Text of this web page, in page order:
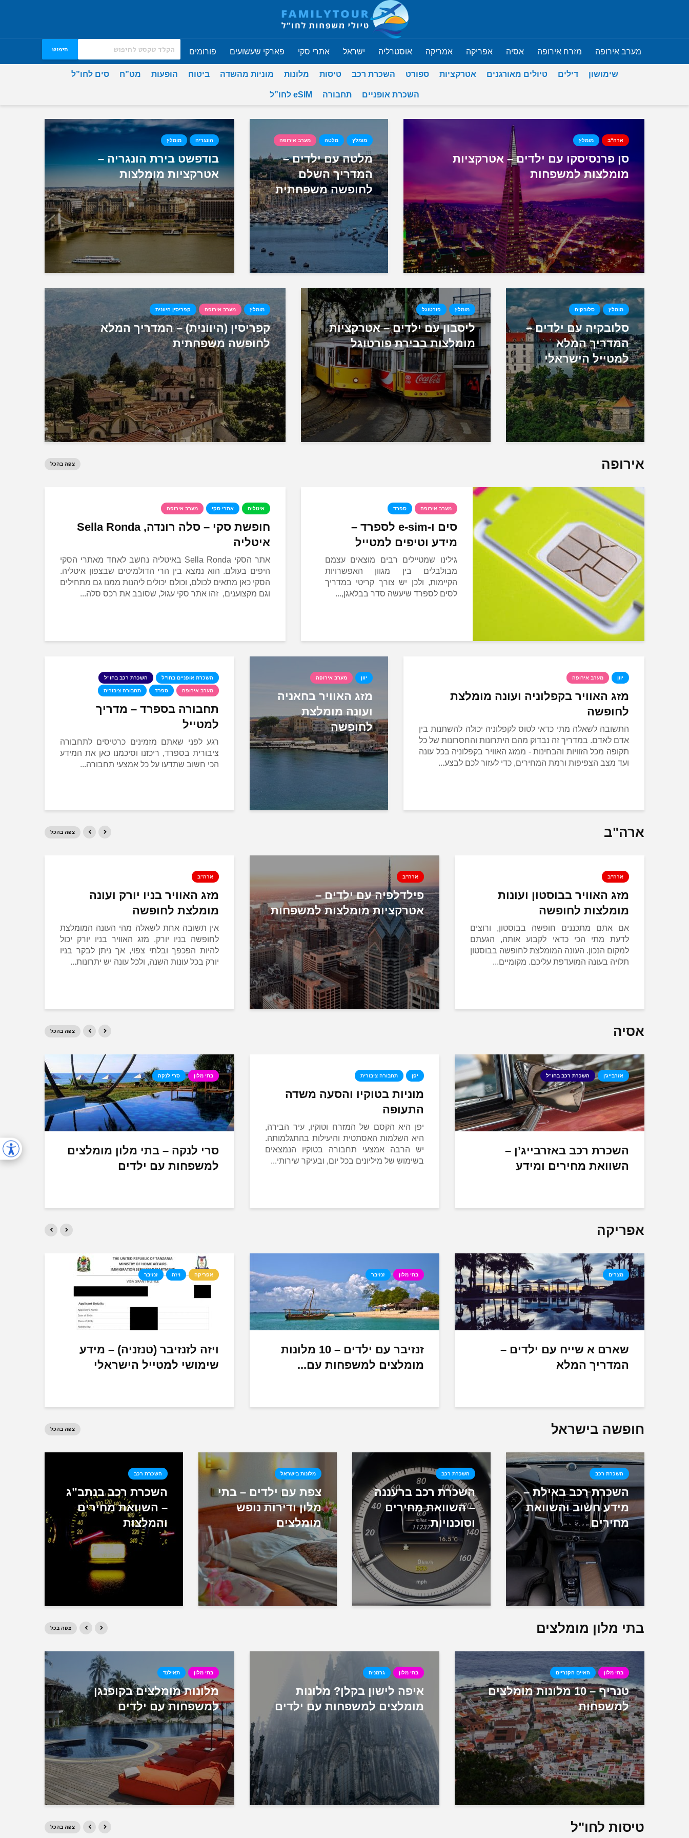
מערב אירופה מזרח אירופה אסיה אפריקה אמריקה אוסטרליה ישראל אתרי סקי פארקי שעשועים פורומים חיפוש
שימושון דילים טיולים מאורגנים אטרקציות ספורט השכרת רכב טיסות מלונות מוניות מהשדה ביטוח הופעות מט”ח סים לחו”ל
השכרת אופניים תחבורה eSIM לחו”ל
ארה"ב מומלץ
סן פרנסיסקו עם ילדים – אטרקציות
מומלצות למשפחות
מומלץ מלטה מערב אירופה
מלטה עם ילדים –
המדריך השלם
לחופשה משפחתית
הונגריה מומלץ
בודפשט בירת הונגריה –
אטרקציות מומלצות
מומלץ סלובקיה
סלובקיה עם ילדים –
המדריך המלא
למטייל הישראלי
מומלץ פורטוגל
ליסבון עם ילדים – אטרקציות
מומלצות בבירת פורטוגל
מומלץ מערב אירופה קפריסין היוונית
קפריסין (היוונית) – המדריך המלא
לחופשה משפחתית
אירופה צפה בהכל
מערב אירופה ספרד
סים ו-e-sim לספרד –
מידע וטיפים למטייל
גילינו שמטיילים רבים מוצאים עצמם
מבולבלים בין מגוון האפשרויות
הקיימות, ולכן יש צורך קריטי במדריך
לסים לספרד שיעשה סדר בבלאגן,...
איטליה אתרי סקי מערב אירופה
חופשת סקי – סלה רונדה, Sella Ronda
איטליה
אתר הסקי Sella Ronda באיטליה נחשב לאחד מאתרי הסקי
היפים בעולם. הוא נמצא בין הרי הדולמיטים שבצפון איטליה.
הסקי כאן מתאים לכולם, וכולם יכולים ליהנות ממנו גם מתחילים
וגם מקצוענים, זהו אתר סקי עגול, שסובב את רכס סלה...
יוון מערב אירופה
מזג האוויר בקפלוניה ועונה מומלצת
לחופשה
התשובה לשאלה מתי כדאי לטוס לקפלוניה יכולה להשתנות בין
אדם לאדם. במדריך זה נבדוק מהם היתרונות והחסרונות של כל
תקופה מכל הזוויות והבחינות - ממזג האוויר בקפלוניה בכל עונה
ועד מצב הצפיפות ורמת המחירים, כדי לעזור לכם לבצע...
יוון מערב אירופה
מזג האוויר בחאניה
ועונה מומלצת
לחופשה
השכרת אופניים בחו"ל השכרת רכב בחו"ל
מערב אירופה ספרד תחבורה ציבורית
תחבורה בספרד – מדריך
למטייל
רגע לפני שאתם מזמינים כרטיסים לתחבורה
ציבורית בספרד, ריכזנו וסיכמנו כאן את המידע
הכי חשוב שתדעו על כל אמצעי תחבורה...
ארה"ב צפה בהכל
ארה"ב
מזג האוויר בבוסטון ועונות
מומלצות לחופשה
אם אתם מתכננים חופשה בבוסטון, ורוצים
לדעת מתי הכי כדאי לקבוע אותה, הגעתם
למקום הנכון. העונה המומלצת לחופשה בבוסטון
תלויה בעונה המועדפת עליכם. מקומיים...
ארה"ב
פילדלפיה עם ילדים –
אטרקציות מומלצות למשפחות
ארה"ב
מזג האוויר בניו יורק ועונה
מומלצת לחופשה
אין תשובה אחת לשאלה מהי העונה המומלצת
לחופשה בניו יורק. מזג האוויר בניו יורק יכול
להיות הפכפך ובלתי צפוי, אך ניתן לבקר בניו
יורק בכל עונות השנה, ולכל עונה יש יתרונות...
אסיה צפה בהכל
אזרבייג'ן השכרת רכב בחו"ל
השכרת רכב באזרבייג’ן –
השוואת מחירים ומידע
יפן תחבורה ציבורית
מוניות בטוקיו והסעה משדה
התעופה
יפן היא הקסם של המזרח וטוקיו, עיר הבירה,
היא השלמות האסתטית והיעילות בהתגלמותה.
יש הרבה אמצעי תחבורה בטוקיו הנמצאים
בשימוש של מיליונים בכל יום, ובעיקר שירותי...
בתי מלון סרי לנקה
סרי לנקה – בתי מלון מומלצים
למשפחות עם ילדים
אפריקה
מצרים
שארם א שייח עם ילדים –
המדריך המלא
בתי מלון זנזיבר
זנזיבר עם ילדים – 10 מלונות
מומלצים למשפחות עם...
אפריקה ויזה זנזיבר
ויזה לזנזיבר (טנזניה) – מידע
שימושי למטייל הישראלי
חופשה בישראל צפה בהכל
השכרת רכב
השכרת רכב באילת –
מידע חשוב והשוואת
מחירים
השכרת רכב
השכרת רכב ברעננה
– השוואת מחירים
וסוכנויות
מלונות בישראל
צפת עם ילדים – בתי
מלון ודירות נופש
מומלצים
השכרת רכב
השכרת רכב בנתב”ג
– השוואת מחירים
והמלצות
בתי מלון מומלצים צפה בכל
בתי מלון האיים הקנריים
טנריף – 10 מלונות מומלצים
למשפחות
בתי מלון גרמניה
איפה לישון בקלן? מלונות
מומלצים למשפחות עם ילדים
בתי מלון תאילנד
מלונות מומלצים בקופנגן
למשפחות עם ילדים
טיסות לחו"ל צפה בהכל